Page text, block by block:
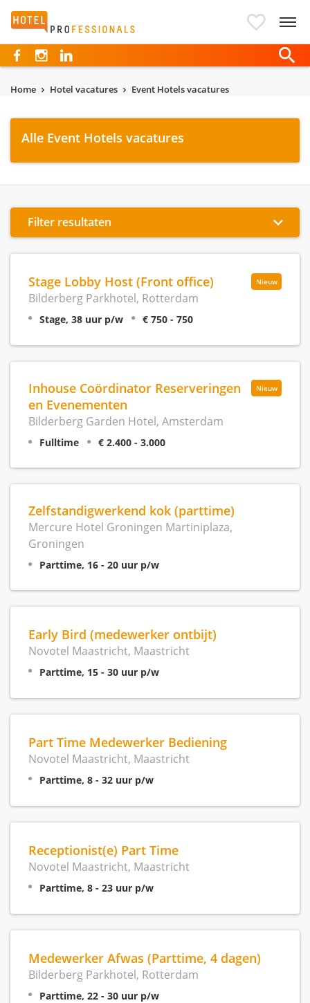
Hotelprofessionals
Home Hotel vacatures Event Hotels vacatures
Alle Event Hotels vacatures
Filter resultaten
Nieuw
Stage Lobby Host (Front office)
Bilderberg Parkhotel, Rotterdam
Stage, 38 uur p/w € 750 - 750
Nieuw
Inhouse Coördinator Reserveringen
en Evenementen
Bilderberg Garden Hotel, Amsterdam
Fulltime € 2.400 - 3.000
Zelfstandigwerkend kok (parttime)
Mercure Hotel Groningen Martiniplaza,
Groningen
Parttime, 16 - 20 uur p/w
Early Bird (medewerker ontbijt)
Novotel Maastricht, Maastricht
Parttime, 15 - 30 uur p/w
Part Time Medewerker Bediening
Novotel Maastricht, Maastricht
Parttime, 8 - 32 uur p/w
Receptionist(e) Part Time
Novotel Maastricht, Maastricht
Parttime, 8 - 23 uur p/w
Medewerker Afwas (Parttime, 4 dagen)
Bilderberg Parkhotel, Rotterdam
Parttime, 22 - 30 uur p/w